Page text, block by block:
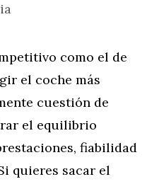
como el de
el coche más
cuestión de
el equilibrio
fiabilidad
quieres sacar el